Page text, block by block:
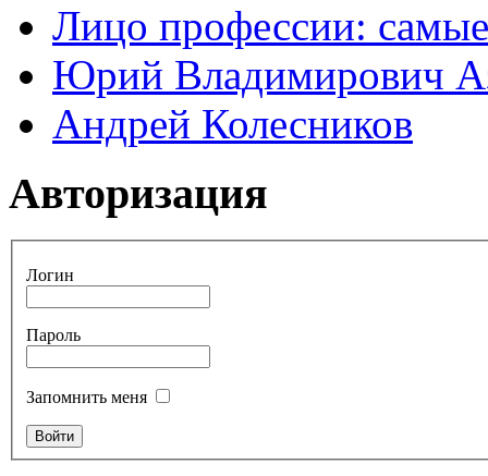
Лицо профессии:
Юрий Владимирович
Андрей Колесников
Авторизация
Логин
Пароль
Запомнить меня